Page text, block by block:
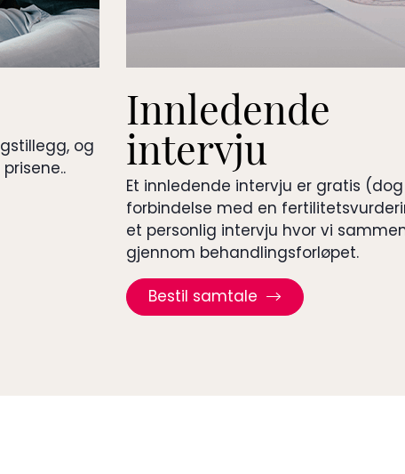
og
Innledende
intervju
Et innledende intervju er gratis (dog
forbindelse med en
et personlig intervju hvor vi
gjennom behandlingsforløpet.
Bestil samtale